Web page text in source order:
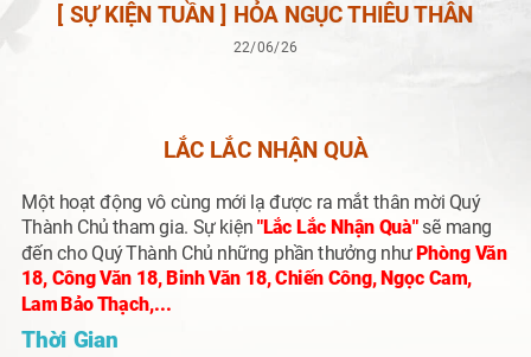
[ SỰ KIỆN TUẦN ] HỎA NGỤC THIÊU THÂN
22/06/26
LẮC LẮC NHẬN QUÀ
Một hoạt động vô cùng mới lạ được ra mắt thân mời Quý
Thành Chủ tham gia. Sự kiện "Lắc Lắc Nhận Quà"sẽ mang
đến cho Quý Thành Chủ những phần thưởng như Phòng Văn
18, Công Văn 18, Binh Văn 18, Chiến Công, Ngọc Cam,
Lam Bảo Thạch,...
Thời Gian